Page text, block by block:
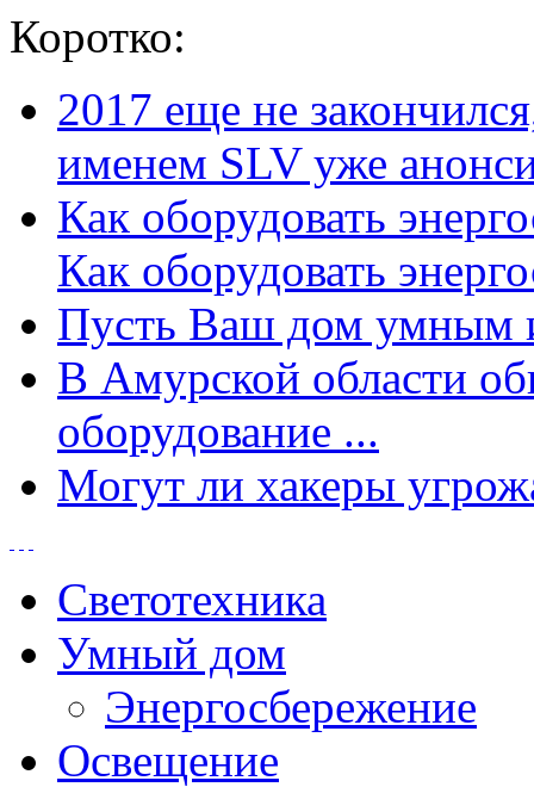
Коротко:
2017 еще не
именем SLV уже
Как оборудовать
Как оборудовать
Пусть Ваш дом умным
В Амурской области
оборудование ...
Могут ли хакеры
Светотехника
Умный дом
Энергосбережение
Освещение